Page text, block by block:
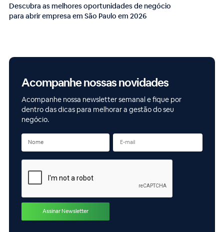
Descubra as melhores oportunidades de negócio
para abrir empresa em São Paulo em 2026
Acompanhe nossas novidades
Acompanhe nossa newsletter semanal e fique por
dentro das dicas para melhorar a gestão do seu
negócio.